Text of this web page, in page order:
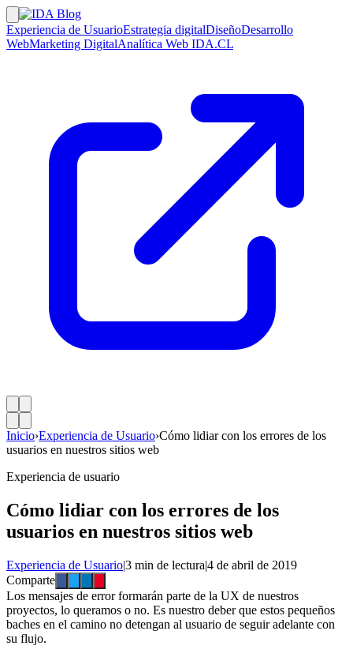
Experiencia de UsuarioEstrategia digitalDiseñoDesarrollo
WebMarketing DigitalAnalítica Web IDA.CL
Inicio›Experiencia de Usuario›Cómo lidiar con los errores de los
usuarios en nuestros sitios web
Experiencia de usuario
Cómo lidiar con los errores de los
usuarios en nuestros sitios web
Experiencia de Usuario|3 min de lectura|4 de abril de 2019
Comparte
Los mensajes de error formarán parte de la UX de nuestros
proyectos, lo queramos o no. Es nuestro deber que estos pequeños
baches en el camino no detengan al usuario de seguir adelante con
su flujo.